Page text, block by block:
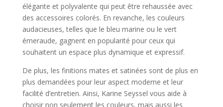
élégante et polyvalente qui peut être rehaussée avec
des accessoires colorés. En revanche, les couleurs
audacieuses, telles que le bleu marine ou le vert
émeraude, gagnent en popularité pour ceux qui
souhaitent un espace plus dynamique et expressif.
De plus, les finitions mates et satinées sont de plus en
plus demandées pour leur aspect moderne et leur
facilité d’entretien. Ainsi, Karine Seyssel vous aide à
choisir non seulement les couleurs, mais aussi les